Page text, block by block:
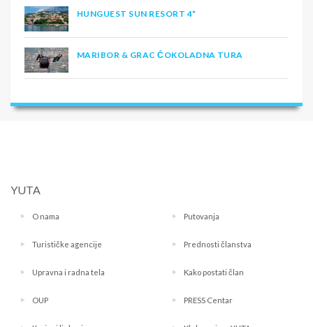
HUNGUEST SUN RESORT 4*
MARIBOR & GRAC ČOKOLADNA TURA
YUTA
O nama Putovanja
Turističke agencije Prednosti članstva
Upravna i radna tela Kako postati član
OUP PRESS Centar